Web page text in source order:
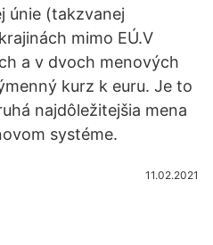
únie (takzvanej
mimo EÚ.V
a v dvoch menových
kurz k euru. Je to
najdôležitejšia mena
systéme.
11.02.2021